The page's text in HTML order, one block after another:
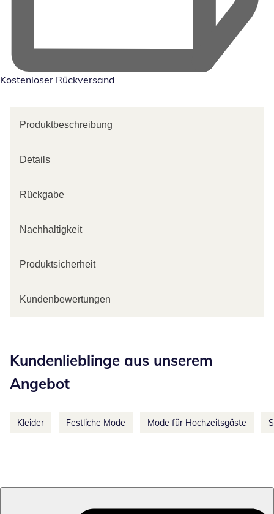
Kostenloser Rückversand
Produktbeschreibung
Details
Rückgabe
Nachhaltigkeit
Produktsicherheit
Kundenbewertungen
Kundenlieblinge aus unserem
Angebot
Kleider Festliche Mode Mode für Hochzeitsgäste